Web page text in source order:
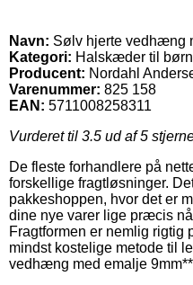
Navn: Sølv hjerte vedhæng
Kategori: Halskæder til børn
Producent: Nordahl
Varenummer: 825 158
EAN: 5711008258311
Vurderet til 3.5 ud af 5
De fleste forhandlere på
forskellige fragtløsninger.
pakkeshoppen, hvor det er
dine nye varer lige præcis
Fragtformen er nemlig rigtig
mindst kostelige metode til
vedhæng med emalje